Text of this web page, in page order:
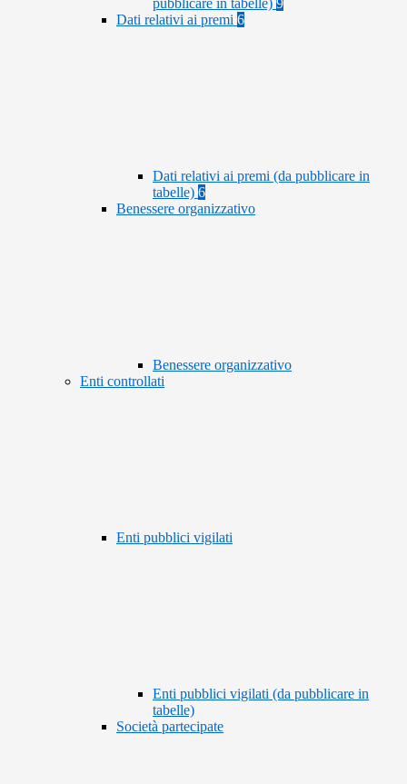
pubblicare in tabelle) 9
Dati relativi ai premi 6
Dati relativi ai premi (da pubblicare in
tabelle) 6
Benessere organizzativo
Benessere organizzativo
Enti controllati
Enti pubblici vigilati
Enti pubblici vigilati (da pubblicare in
tabelle)
Società partecipate